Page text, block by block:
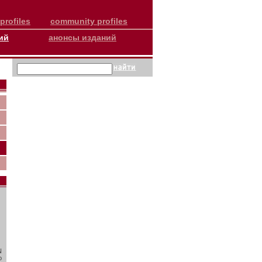
community profiles
анонсы изданий